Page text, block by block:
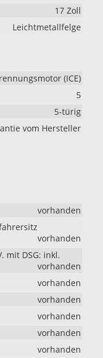
17 Zoll
Leichtmetallfelge
(ICE)
5
5-türig
vom Hersteller
vorhanden
vorhanden
mit DSG: inkl.
vorhanden
vorhanden
vorhanden
vorhanden
vorhanden
vorhanden